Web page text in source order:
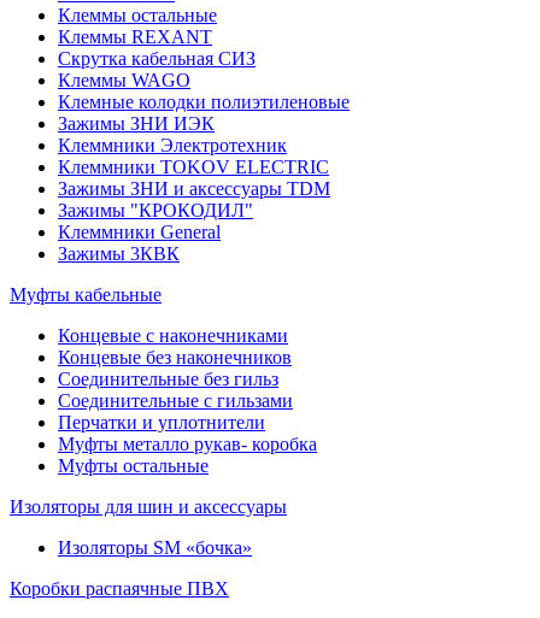
Клеммы остальные
Клеммы REXANT
Скрутка кабельная СИЗ
Клеммы WAGO
Клемные колодки полиэтиленовые
Зажимы ЗНИ ИЭК
Клеммники Электротехник
Клеммники TOKOV ELECTRIC
Зажимы ЗНИ и аксессуары TDM
Зажимы "КРОКОДИЛ"
Клеммники General
Зажимы 3КВК
Муфты кабельные
Концевые с наконечниками
Концевые без наконечников
Соединительные без гильз
Соединительные с гильзами
Перчатки и уплотнители
Муфты металло рукав- коробка
Муфты остальные
Изоляторы для шин и аксессуары
Изоляторы SM «бочка»
Коробки распаячные ПВХ